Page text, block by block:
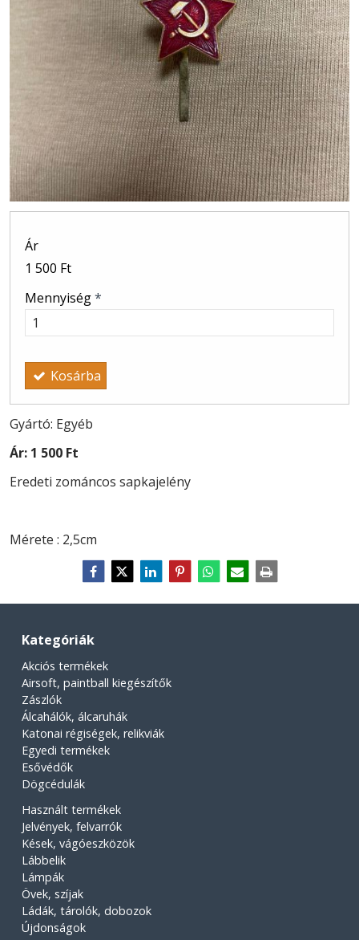
Ár
1 500 Ft
Mennyiség*
Kosárba
Gyártó: Egyéb
Ár: 1 500 Ft
Eredeti zománcos sapkajelény
Mérete : 2,5cm
Kategóriák
Akciós termékek
Airsoft, paintball kiegészítők
Zászlók
Álcahálók, álcaruhák
Katonai régiségek, relikviák
Egyedi termékek
Esővédők
Dögcédulák
Használt termékek
Jelvények, felvarrók
Kések, vágóeszközök
Lábbelik
Lámpák
Övek, szíjak
Ládák, tárolók, dobozok
Újdonságok